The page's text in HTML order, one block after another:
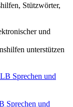
Stützwörter,
und
unterstützen
Sprechen und
Sprechen und